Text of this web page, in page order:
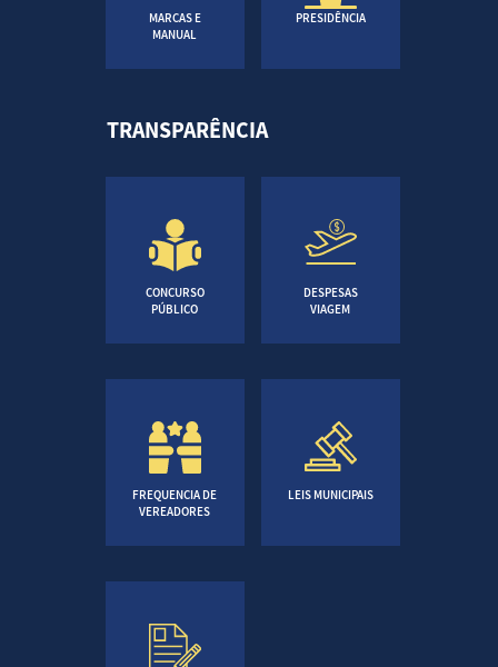
MARCAS E
MANUAL
PRESIDÊNCIA
TRANSPARÊNCIA
CONCURSO
PÚBLICO
DESPESAS
VIAGEM
FREQUENCIA DE
VEREADORES
LEIS MUNICIPAIS